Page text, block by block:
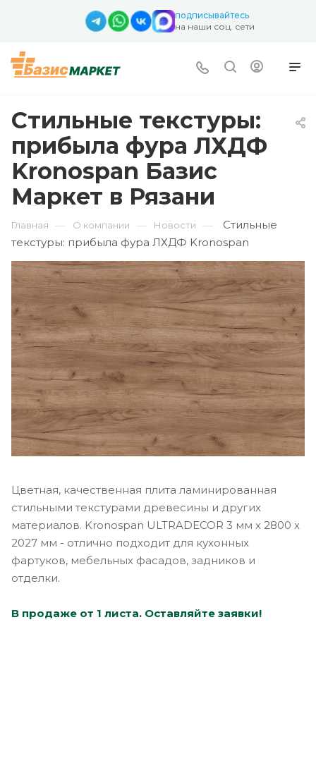
подписывайтесь
на наши соц. сети
Стильные текстуры:
прибыла фура ЛХДФ
Kronospan Базис
Маркет в Рязани
Главная — О компании — Новости —
Стильные
текстуры: прибыла фура ЛХДФ Kronospan
Цветная, качественная плита ламинированная
стильными текстурами древесины и других
материалов. Kronospan ULTRADECOR 3 мм х 2800 х
2027 мм - отлично подходит для кухонных
фартуков, мебельных фасадов, задников и
отделки.
В продаже от 1 листа. Оставляйте заявки!